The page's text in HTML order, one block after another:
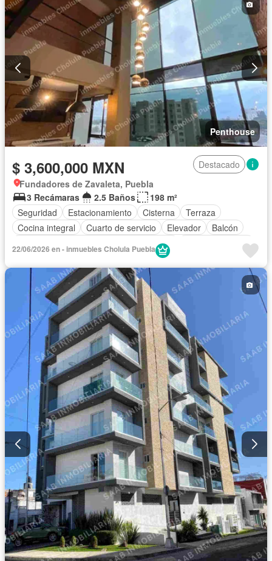
Penthouse
$ 3,600,000 MXN
Destacado
Fundadores de Zavaleta, Puebla
3 Recámaras
2.5 Baños
198 m²
Seguridad
Estacionamiento Cisterna
Terraza
Cocina integral
Cuarto de servicio Elevador
Balcón
Acceso para personas con discapacidad
Cocina equipada
Circuito cerrado de televisión
Electricidad
Azotea Agua
Cuarto de Limpieza
Televisión por cable
Gas natural Asador
Despacho
Vista panorámica
Recámara con closet
Caseta de vigilancia
Conserje Wifi
Permite mascotas
Permite niños
Solo familias Parcialmente amueblado
22/06/2026 en - inmuebles Cholula Puebla